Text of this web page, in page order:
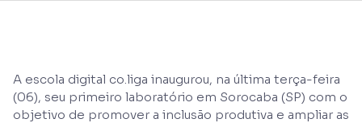
A escola digital co.liga inaugurou, na última terça-feira
(06), seu primeiro laboratório em Sorocaba (SP) com o
objetivo de promover a inclusão produtiva e ampliar as